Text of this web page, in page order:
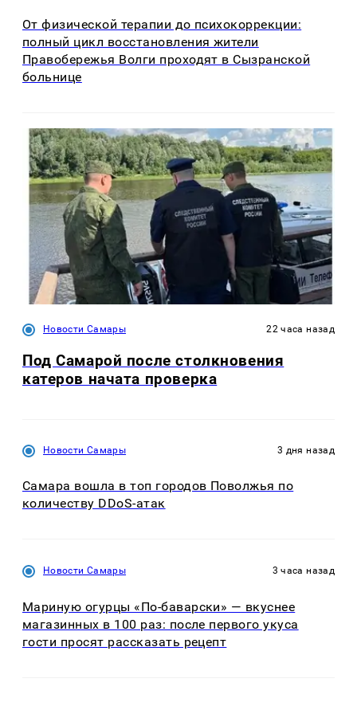
От физической терапии до психокоррекции:
полный цикл восстановления жители
Правобережья Волги проходят в Сызранской
больнице
Новости Самары 22 часа назад
Под Самарой после столкновения
катеров начата проверка
Новости Самары 3 дня назад
Самара вошла в топ городов Поволжья по
количеству DDoS-атак
Новости Самары 3 часа назад
Мариную огурцы «По-баварски» — вкуснее
магазинных в 100 раз: после первого укуса
гости просят рассказать рецепт